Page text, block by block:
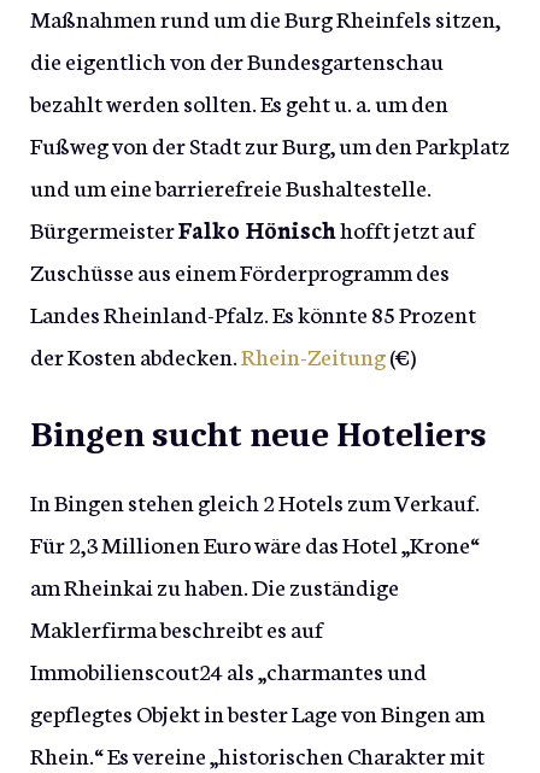
Maßnahmen rund um die Burg Rheinfels sitzen,
die eigentlich von der Bundesgartenschau
bezahlt werden sollten. Es geht u. a. um den
Fußweg von der Stadt zur Burg, um den Parkplatz
und um eine barrierefreie Bushaltestelle.
BürgermeisterFalko Hönischhofft jetzt auf
Zuschüsse aus einem Förderprogramm des
Landes Rheinland-Pfalz. Es könnte 85 Prozent
der Kosten abdecken.Rhein-Zeitung(€)
Bingen sucht neue Hoteliers
In Bingen stehen gleich 2 Hotels zum Verkauf.
Für 2,3 Millionen Euro wäre das Hotel „Krone“
am Rheinkai zu haben. Die zuständige
Maklerfirma beschreibt es auf
Immobilienscout24 als „charmantes und
gepflegtes Objekt in bester Lage von Bingen am
Rhein.“ Es vereine „historischen Charakter mit